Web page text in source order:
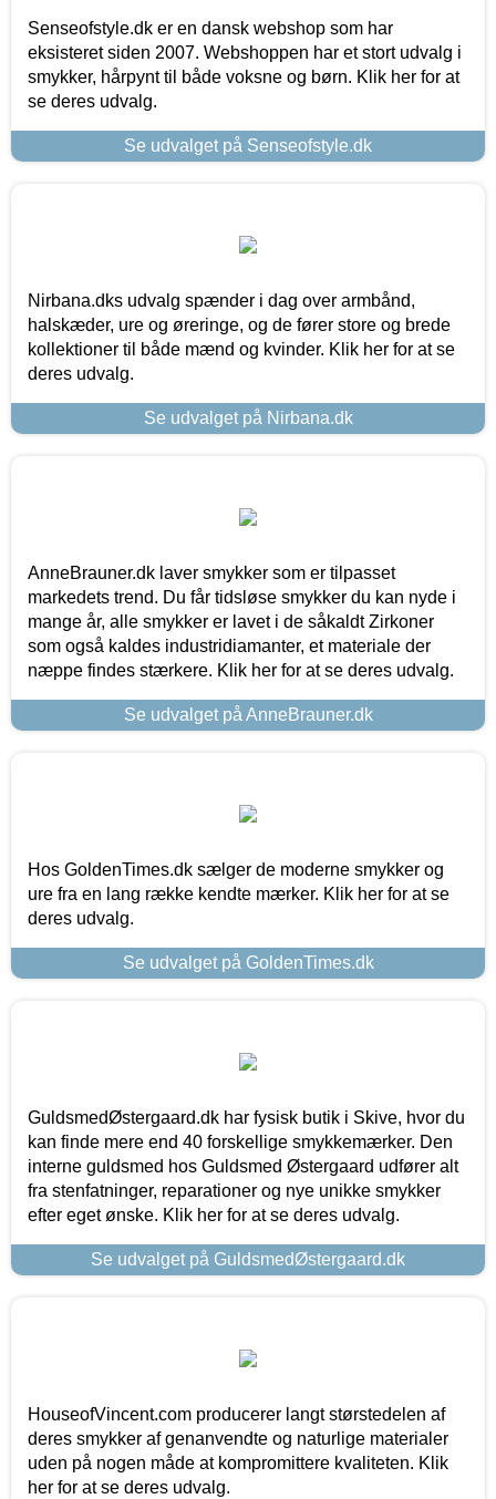
Senseofstyle.dk er en dansk webshop som har
eksisteret siden 2007. Webshoppen har et stort udvalg i
smykker, hårpynt til både voksne og børn. Klik her for at
se deres udvalg.
Se udvalget på Senseofstyle.dk
Nirbana.dks udvalg spænder i dag over armbånd,
halskæder, ure og øreringe, og de fører store og brede
kollektioner til både mænd og kvinder. Klik her for at se
deres udvalg.
Se udvalget på Nirbana.dk
AnneBrauner.dk laver smykker som er tilpasset
markedets trend. Du får tidsløse smykker du kan nyde i
mange år, alle smykker er lavet i de såkaldt Zirkoner
som også kaldes industridiamanter, et materiale der
næppe findes stærkere. Klik her for at se deres udvalg.
Se udvalget på AnneBrauner.dk
Hos GoldenTimes.dk sælger de moderne smykker og
ure fra en lang række kendte mærker. Klik her for at se
deres udvalg.
Se udvalget på GoldenTimes.dk
GuldsmedØstergaard.dk har fysisk butik i Skive, hvor du
kan finde mere end 40 forskellige smykkemærker. Den
interne guldsmed hos Guldsmed Østergaard udfører alt
fra stenfatninger, reparationer og nye unikke smykker
efter eget ønske. Klik her for at se deres udvalg.
Se udvalget på GuldsmedØstergaard.dk
HouseofVincent.com producerer langt størstedelen af
deres smykker af genanvendte og naturlige materialer
uden på nogen måde at kompromittere kvaliteten. Klik
her for at se deres udvalg.